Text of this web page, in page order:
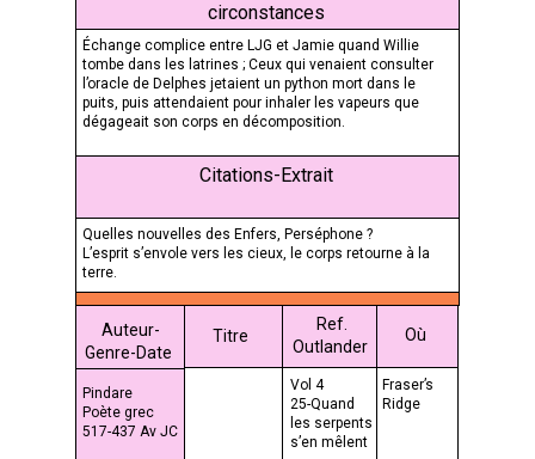
Échange complice entre LJG et Jamie quand Willie
tombe dans les latrines ; Ceux qui venaient consulter
l’oracle de Delphes jetaient un python mort dans le
puits, puis attendaient pour inhaler les vapeurs que
dégageait son corps en décomposition.
Quelles nouvelles des Enfers, Perséphone ?
L’esprit s’envole vers les cieux, le corps retourne à la
terre.
circonstances
Citations-Extrait
Fraser’s
Ridge
Titre
Vol 4
25-Quand
les serpents
s’en mêlent
Pindare
Poète grec
517-437 Av JC
Auteur-
Genre-Date
Ref.
Outlander
Où